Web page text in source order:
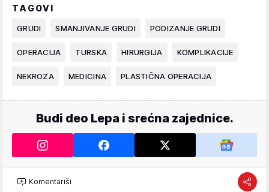
TAGOVI
GRUDI SMANJIVANJE GRUDI PODIZANJE GRUDI
OPERACIJA TURSKA HIRURGIJA KOMPLIKACIJE
NEKROZA MEDICINA PLASTIČNA OPERACIJA
Budi deo Lepa i srećna zajednice.
Komentariši